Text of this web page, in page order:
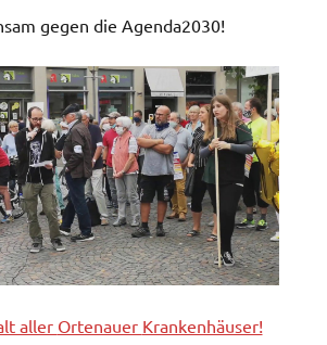
gegen die Agenda2030!
aller Ortenauer Krankenhäuser!